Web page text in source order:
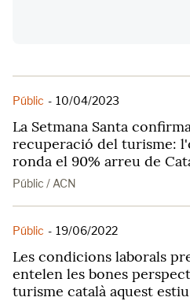
Públic - 10/04/2023
La Setmana Santa
recuperació del turisme:
ronda el 90% arreu de
Públic / ACN
Públic - 19/06/2022
Les condicions laborals
entelen les bones
turisme català aquest estiu